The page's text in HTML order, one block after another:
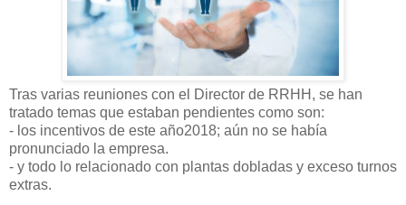
Tras varias reuniones con el Director de RRHH, se han
tratado temas que estaban pendientes como son:
- los incentivos de este año2018; aún no se había
pronunciado la empresa.
- y todo lo relacionado con plantas dobladas y exceso turnos
extras.